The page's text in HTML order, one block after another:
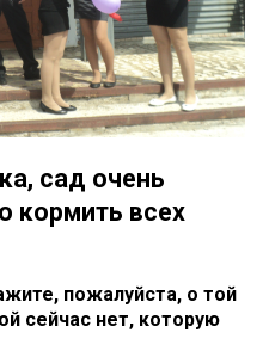
сад очень
кормить всех
пожалуйста, о той
сейчас нет, которую